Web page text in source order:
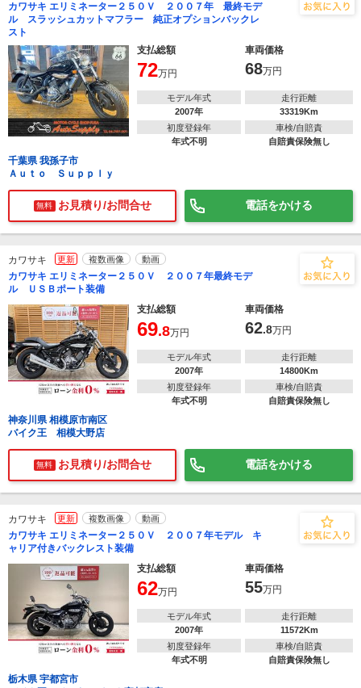
カワサキ エリミネーター２５０Ｖ ２００７年 最終モデ
ル スラッシュカットマフラー 純正オプションバックレ
スト
支払総額
車両価格
72万円 68万円
モデル年式
2007年
走行距離
33319Km
初度登録年
年式不明
車検/自賠責
自賠責保険無し
千葉県 我孫子市
Ａｕｔｏ Ｓｕｐｐｌｙ
無料 お見積り/お問合せ 電話をかける
カワサキ 更新 複数画像 動画
カワサキ エリミネーター２５０Ｖ ２００７年最終モデ
ル ＵＳＢポート装備
支払総額
車両価格
69.8万円 62.8万円
モデル年式
2007年
走行距離
14800Km
初度登録年
年式不明
車検/自賠責
自賠責保険無し
神奈川県 相模原市南区
バイク王 相模大野店
無料 お見積り/お問合せ 電話をかける
カワサキ 更新 複数画像 動画
カワサキ エリミネーター２５０Ｖ ２００７年モデル キ
ャリア付きバックレスト装備
支払総額
車両価格
62万円 55万円
モデル年式
2007年
走行距離
11572Km
初度登録年
年式不明
車検/自賠責
自賠責保険無し
栃木県 宇都宮市